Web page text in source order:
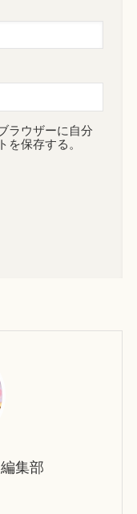
ラウザーに自分
を保存する。
集部